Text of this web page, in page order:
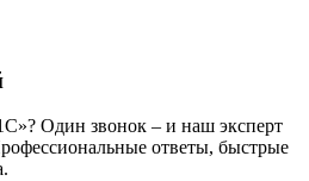
Один звонок – и наш эксперт
ответы, быстрые